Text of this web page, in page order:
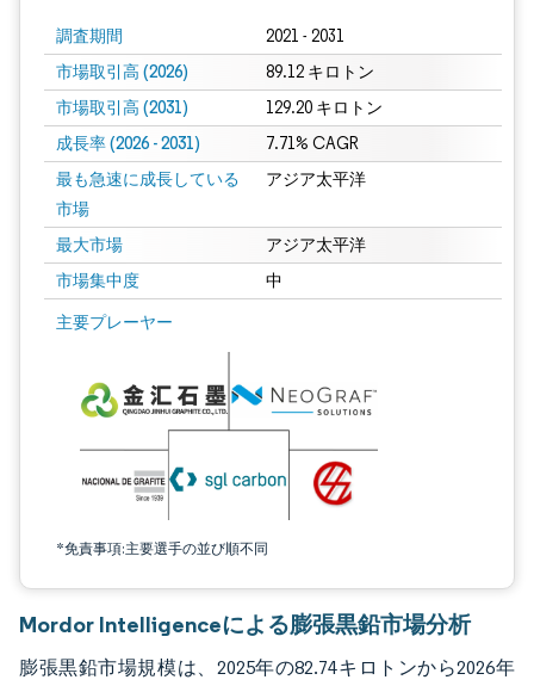
調査期間 2021 - 2031
市場取引高 (2026) 89.12 キロトン
市場取引高 (2031) 129.20 キロトン
成長率 (2026 - 2031) 7.71% CAGR
最も急速に成長している
市場
アジア太平洋
最大市場 アジア太平洋
市場集中度 中
主要プレーヤー
*免責事項:主要選手の並び順不同
画像 © Mordor Intelligence。再利用にはCC BY 4.0の表示が必要です。
Mordor Intelligenceによる膨張黒鉛市場分析
膨張黒鉛市場規模は、2025年の82.74キロトンから2026年